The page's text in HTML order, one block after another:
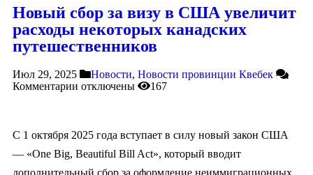
Новый сбор за визу в США увеличит
расходы некоторых канадских
путешественников
Июл 29, 2025 Новости, Новости провинции Квебек
Комментарии отключены 167
С 1 октября 2025 года вступает в силу новый закон США
— «One Big, Beautiful Bill Act», который вводит
дополнительный сбор за оформление неиммиграционных